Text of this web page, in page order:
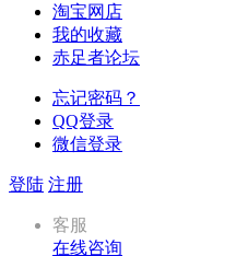
淘宝网店
我的收藏
赤足者论坛
忘记密码？
QQ登录
微信登录
登陆 注册
客服
在线咨询